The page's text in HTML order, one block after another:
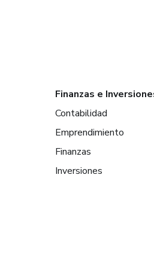
Finanzas e
Contabilidad
Emprendimiento
Finanzas
Inversiones